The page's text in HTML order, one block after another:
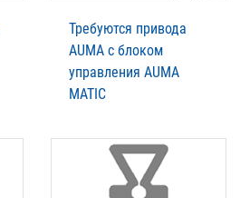
Требуются привода
AUMA с блоком
управления AUMA
MATIC